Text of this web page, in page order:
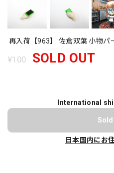
再入荷【963】 佐倉双葉 小物
¥100 SOLD OUT
International
日本国内にお